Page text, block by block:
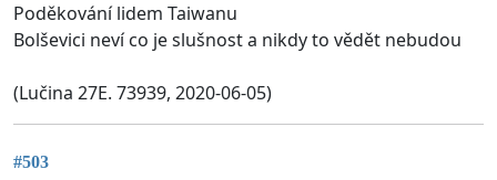
Poděkování lidem Taiwanu
Bolševici neví co je slušnost a nikdy to vědět nebudou
(Lučina 27E. 73939, 2020-06-05)
#503